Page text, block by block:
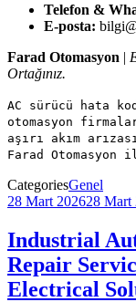
Telefon &
E-posta:
Farad Otomasyon |
Ortağınız.
AC sürücü hata
otomasyon
aşırı akım
Farad Otomasyon
CategoriesGenel
28 Mart 202628 Mart
Industrial
Repair
Electrical